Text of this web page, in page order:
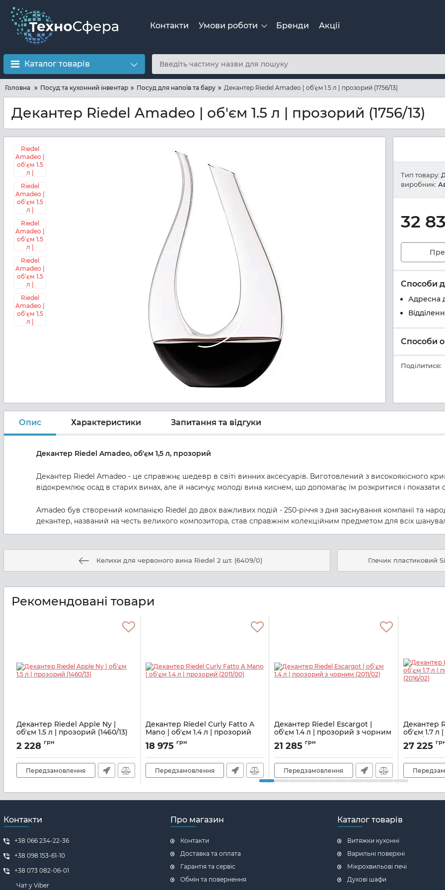
Контакти Умови роботи Бренди Акції
Каталог товарів
Головна Посуд та кухонний інвентар Посуд для напоїв та бару Декантер Riedel Amadeo | об'єм 1.5 л | прозорий (1756/13)
Декантер Riedel Amadeo | об'єм 1.5 л | прозорий (1756/13)
Тип товару:
виробник:
32
Способи
Адресна
Способи
Поділитися:
Опис Характеристики Запитання та відгуки
Декантер Riedel Amadeo, об'єм 1,5 л, прозорий
Декантер Riedel Amadeo - це справжнє шедевр в світі винних аксесуарів. Виготовлений з високоякісного
відокремлює осад в старих винах, але й насичує молоді вина киснем, що допомагає їм розкритися і показати
Amadeo був створений компанією Riedel до двох важливих подій - 250-річчя з дня заснування компанії та
декантер, названий на честь великого композитора, став справжнім колекційним предметом для всіх
Келихи для червоного вина Riedel 2 шт. (6409/0) Глечик пластиковий
Рекомендовані товари
Декантер Riedel Apple Ny |
об'єм 1.5 л | прозорий (1460/13)
Артикул: M05900119
2 228 грн
Передзамовлення
Декантер Riedel Curly Fatto A
Mano | об'єм 1.4 л | прозорий
Артикул:M05900232
18 975 грн
Передзамовлення
Декантер Riedel Escargot |
об'єм 1.4 л | прозорий з чорним
Артикул:M05920607
21 285 грн
Передзамовлення
Декантер
об'єм 1.7 л
Артикул:
27 225
Контакти
+38 066 234-22-36
+38 098 153-61-10
+38 073 082-06-01
Чат у Viber
Про магазин
Контакти
Доставка та оплата
Гарантія та сервіс
Обмін та повернення
Каталог товарів
Витяжки кухонні
Варильні поверхні
Мікрохвильові печі
Духові шафи